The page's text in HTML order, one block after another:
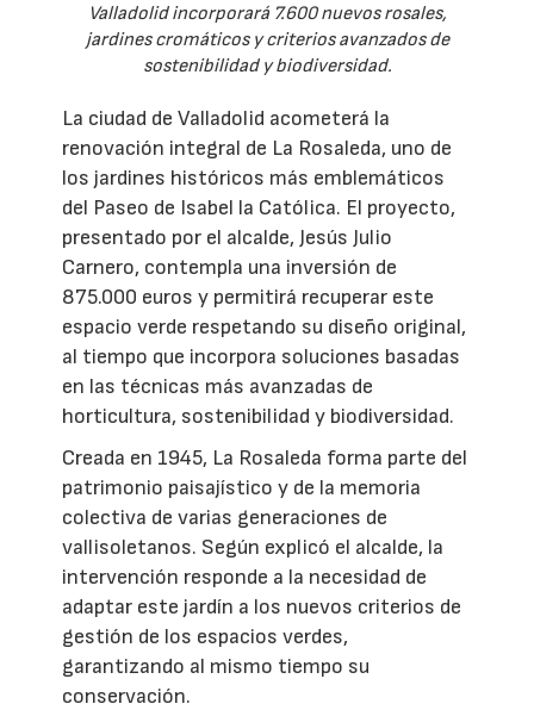
Valladolid incorporará 7.600 nuevos rosales,
jardines cromáticos y criterios avanzados de
sostenibilidad y biodiversidad.
La ciudad de Valladolid acometerá la
renovación integral de La Rosaleda, uno de
los jardines históricos más emblemáticos
del Paseo de Isabel la Católica. El proyecto,
presentado por el alcalde, Jesús Julio
Carnero, contempla una inversión de
875.000 euros y permitirá recuperar este
espacio verde respetando su diseño original,
al tiempo que incorpora soluciones basadas
en las técnicas más avanzadas de
horticultura, sostenibilidad y biodiversidad.
Creada en 1945, La Rosaleda forma parte del
patrimonio paisajístico y de la memoria
colectiva de varias generaciones de
vallisoletanos. Según explicó el alcalde, la
intervención responde a la necesidad de
adaptar este jardín a los nuevos criterios de
gestión de los espacios verdes,
garantizando al mismo tiempo su
conservación.